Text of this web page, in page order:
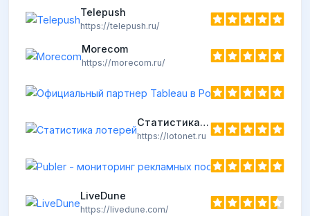
Telepush
https://telepush.ru/
Morecom
https://morecom.ru/
Статистика лотерей
https://lotonet.ru
LiveDune
https://livedune.com/